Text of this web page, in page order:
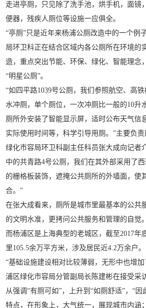
走进亭厕，只见除了洗手池，烘手机，面镜
便器，残疾人厕位等设施一应俱全。
“亭厕”只是近年来杨浦公厕改造中的一个例
局环卫科正在结合区域内各公厕所在环境的
造，重点突出节能、环保、绿化、智能理念
“明星公厕”。
“如四平路1039号公厕，我们参照航空、高
水冲厕，单个厕位，一次冲厕比一般的10升
厕所外安装了智能显示屏，适时公布天气信
实际使用时间等，科学引导用厕。”主要负
绿化市容局环卫科副主任科员张大成向记者
中的共青路4号公厕，我们在其外部采用了
的栅格板装饰，遮掩公共厕所的外墙面，使
合。”
在张大成看来，厕所是城市里最基本的公共
的文明水准，更拷问公共服务和管理的自觉。
而杨浦区是上海典型的老城区，截至2017年
里105.5余万平方米，涉及居民近4.2万余户。
“基础设施建设相对比较薄弱，无形中也增
浦区绿化市容局分管副局长陈建彬在接受采
从强调“有厕可如”，上升到“如厕舒适”，“
特点，在形象上，大气统一，展现城市内涵